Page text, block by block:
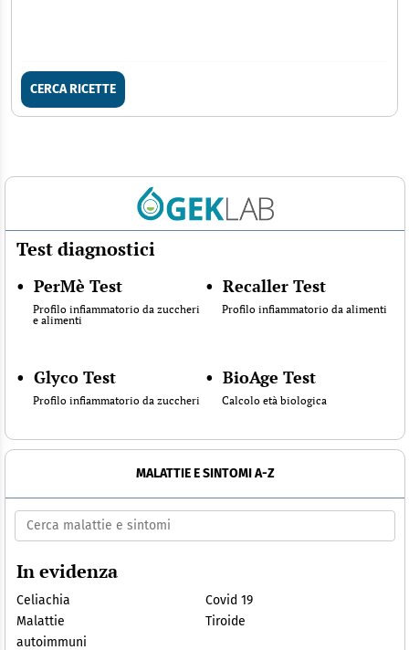
CERCA RICETTE
Test diagnostici
• PerMè Test
Profilo infiammatorio da zuccheri
e alimenti
• Recaller Test
Profilo infiammatorio da alimenti
• Glyco Test
Profilo infiammatorio da zuccheri
• BioAge Test
Calcolo età biologica
MALATTIE E SINTOMI A-Z
In evidenza
Celiachia
Covid 19
Malattie
autoimmuni
Tiroide